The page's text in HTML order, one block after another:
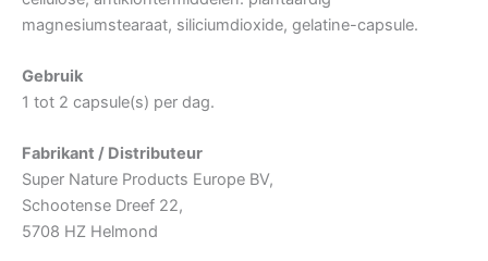
magnesiumstearaat, siliciumdioxide, gelatine-capsule.
Gebruik
1 tot 2 capsule(s) per dag.
Fabrikant / Distributeur
Super Nature Products Europe BV,
Schootense Dreef 22,
5708 HZ Helmond